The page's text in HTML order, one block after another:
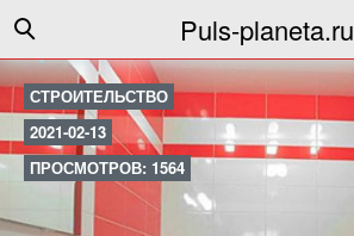
Puls-planeta.ru
СТРОИТЕЛЬСТВО
2021-02-13
ПРОСМОТРОВ: 1564